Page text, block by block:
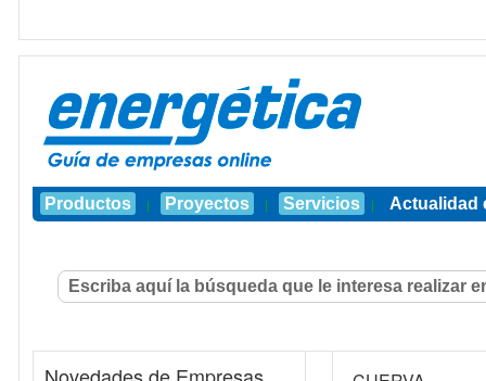
Productos | Proyectos | Servicios | Actualidad